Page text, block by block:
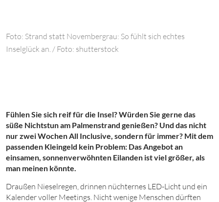
Foto: Strand statt Novembergrau: So fühlt sich echtes
Inselglück an. / Foto: shutterstock
Fühlen Sie sich reif für die Insel? Würden Sie gerne das
süße Nichtstun am Palmenstrand genießen? Und das nicht
nur zwei Wochen All Inclusive, sondern für immer? Mit dem
passenden Kleingeld kein Problem: Das Angebot an
einsamen, sonnenverwöhnten Eilanden ist viel größer, als
man meinen könnte.
Draußen Nieselregen, drinnen nüchternes LED-Licht und ein
Kalender voller Meetings. Nicht wenige Menschen dürften